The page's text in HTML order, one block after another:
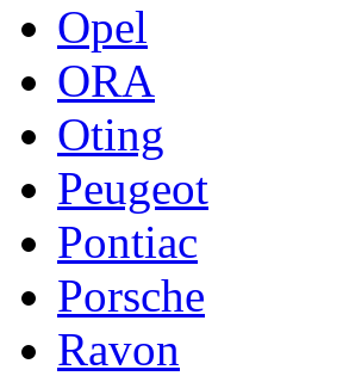
Opel
ORA
Oting
Peugeot
Pontiac
Porsche
Ravon